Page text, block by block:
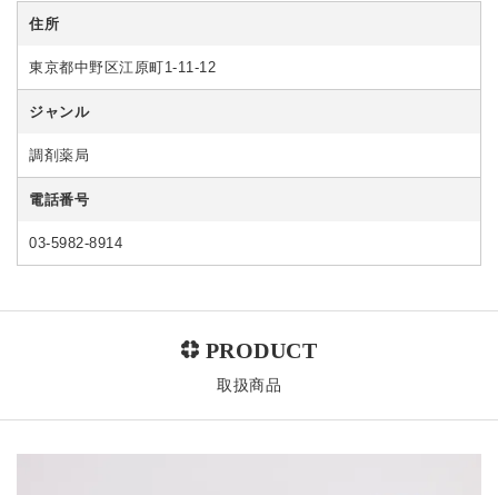
住所
東京都中野区江原町1-11-12
ジャンル
調剤薬局
電話番号
03-5982-8914
取扱商品